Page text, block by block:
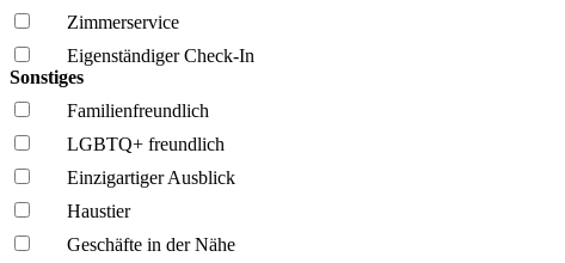
Zimmerservice
Eigenständiger Check-In
Sonstiges
Familien­freundlich
LGBTQ+ freundlich
Einzigartiger Ausblick
Haustier
Geschäfte in der Nähe